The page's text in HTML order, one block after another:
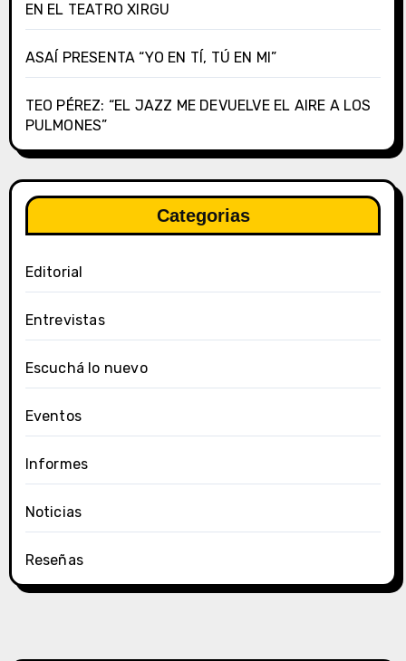
EN EL TEATRO XIRGU
ASAÍ PRESENTA “YO EN TÍ, TÚ EN MI”
TEO PÉREZ: “EL JAZZ ME DEVUELVE EL AIRE A LOS
PULMONES”
Categorias
Editorial
Entrevistas
Escuchá lo nuevo
Eventos
Informes
Noticias
Reseñas